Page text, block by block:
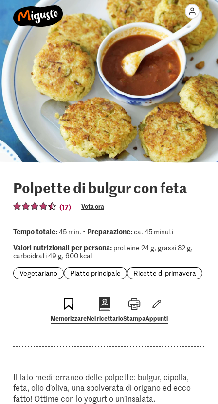
Polpette di bulgur con feta
(17) Vota ora
Tempo totale:45 min. • Preparazione:ca. 45 minuti
Valori nutrizionali per persona:proteine 24 g, grassi 32 g,
carboidrati 49 g, 600 kcal
Vegetariano
Piatto principale Ricette di primavera
MemorizzareNel ricettarioStampaAppunti
Il lato mediterraneo delle polpette: bulgur, cipolla,
feta, olio d’oliva, una spolverata di origano ed ecco
fatto! Ottime con lo yogurt o un’insalata.